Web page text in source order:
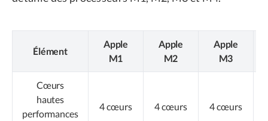
Élément
Apple
M1
Apple
M2
Apple
M3
Cœurs
hautes
performances
4 cœurs 4 cœurs 4 cœurs